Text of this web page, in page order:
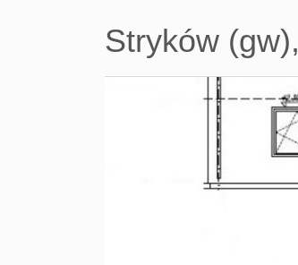
Stryków (gw),